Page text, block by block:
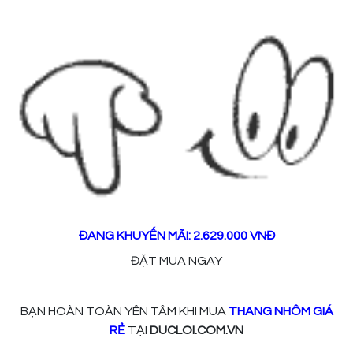
ĐANG KHUYẾN MÃI: 2.629.000 VNĐ
ĐẶT MUA NGAY
BẠN HOÀN TOÀN YÊN TÂM KHI MUA THANG NHÔM GIÁ
RẺ TẠI DUCLOI.COM.VN